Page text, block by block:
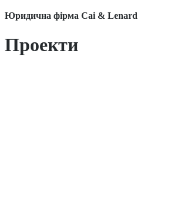
Юридична фірма Cai & Lenard
Проекти